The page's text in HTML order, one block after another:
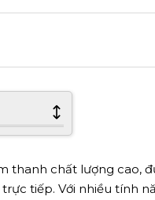
thanh chất lượng cao,
tiếp. Với nhiều tính